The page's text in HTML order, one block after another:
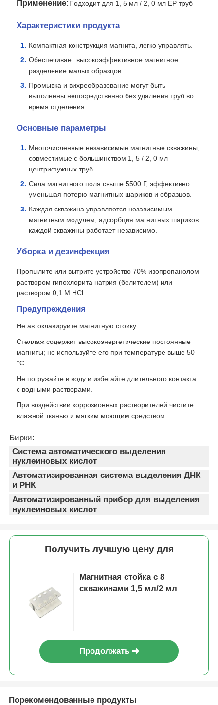
Домой
О нас
Свяжитесь с нами
Новости
Запросить расценки
экстракция нуклеиновой кислоты магнитными
Применение:Подходит для 1, 5 мл / 2, 0 мл EP труб
Характеристики продукта
Компактная конструкция магнита, легко управлять.
Обеспечивает высокоэффективное магнитное
разделение малых образцов.
Промывка и вихреобразование могут быть
выполнены непосредственно без удаления труб во
время отделения.
Основные параметры
Многочисленные независимые магнитные скважины,
совместимые с большинством 1, 5 / 2, 0 мл
центрифужных труб.
Сила магнитного поля свыше 5500 Г, эффективно
уменьшая потерю магнитных шариков и образцов.
Каждая скважина управляется независимым
магнитным модулем; адсорбция магнитных шариков
каждой скважины работает независимо.
Уборка и дезинфекция
Пропылите или вытрите устройство 70% изопропанолом,
раствором гипохлорита натрия (белителем) или
раствором 0,1 М HCl.
Предупреждения
Не автоклавируйте магнитную стойку.
Стеллаж содержит высокоэнергетические постоянные
магниты; не используйте его при температуре выше 50
°C.
Не погружайте в воду и избегайте длительного контакта
с водными растворами.
При воздействии коррозионных растворителей чистите
влажной тканью и мягким моющим средством.
Бирки:
Система автоматического выделения
нуклеиновых кислот
Автоматизированная система выделения ДНК
и РНК
Автоматизированный прибор для выделения
нуклеиновых кислот
Получить лучшую цену для
Магнитная стойка с 8
скважинами 1,5 мл/2 мл
Продолжать
Порекомендованные продукты